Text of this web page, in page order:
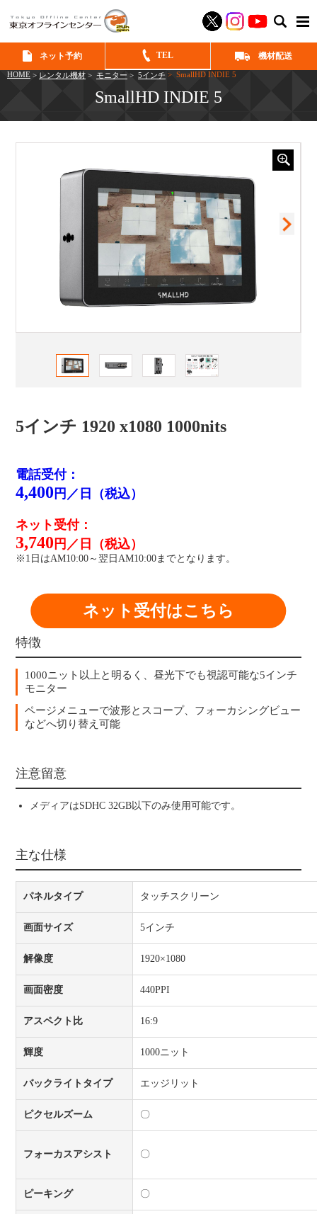
ネット予約 TEL 機材配送
HOME > レンタル機材 > モニター > 5インチ > SmallHD INDIE 5
SmallHD INDIE 5
5インチ 1920 x1080 1000nits
電話受付：
4,400 円／日（税込）
ネット受付：
3,740 円／日（税込）
※1日はAM10:00～翌日AM10:00までとなります。
ネット受付はこちら
特徴
1000ニット以上と明るく、昼光下でも視認可能な5インチ
モニター
ページメニューで波形とスコープ、フォーカシングビュー
などへ切り替え可能
注意留意
メディアはSDHC 32GB以下のみ使用可能です。
主な仕様
パネルタイプ タッチスクリーン
画面サイズ 5インチ
解像度 1920×1080
画面密度 440PPI
アスペクト比 16:9
輝度 1000ニット
バックライトタイプ エッジリット
ピクセルズーム 〇
フォーカスアシスト 〇
ピーキング 〇